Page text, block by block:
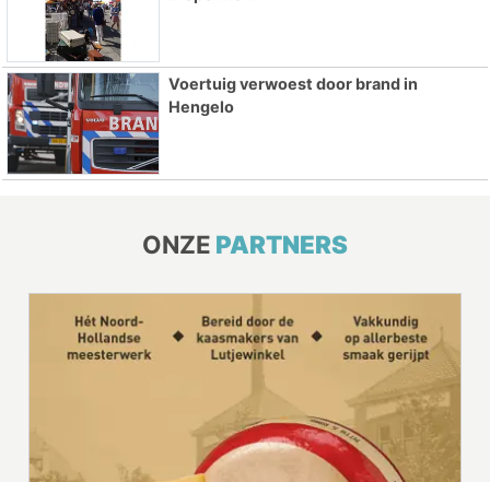
Voertuig verwoest door brand in
Hengelo
ONZE PARTNERS